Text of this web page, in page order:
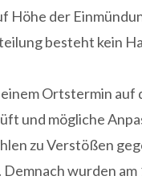
Höhe der
besteht kein
Ortstermin auf
und mögliche
zu Verstößen
wurden am